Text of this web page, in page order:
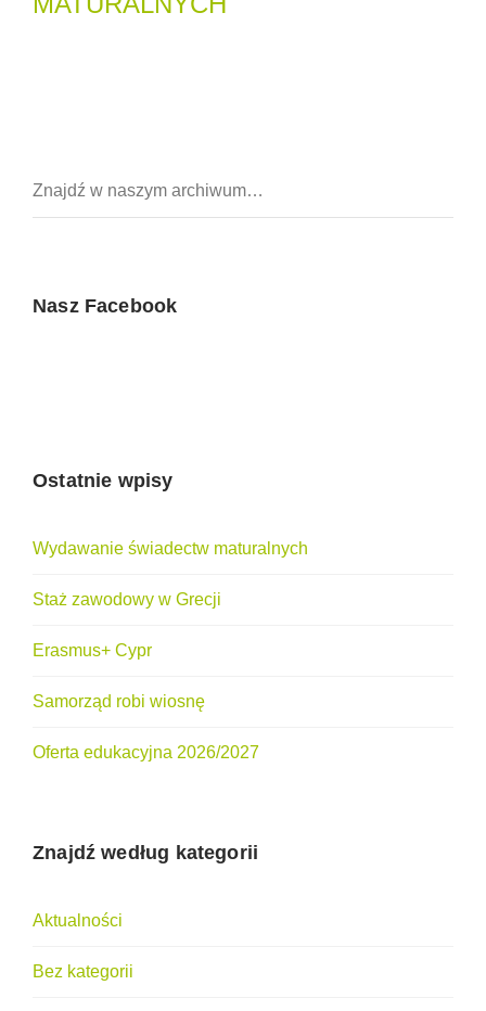
Nasz Facebook
Ostatnie wpisy
Wydawanie świadectw maturalnych
Staż zawodowy w Grecji
Erasmus+ Cypr
Samorząd robi wiosnę
Oferta edukacyjna 2026/2027
Znajdź według kategorii
Aktualności
Bez kategorii